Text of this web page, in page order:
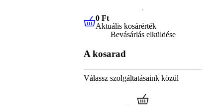
0 FtAktuális kosárérték
0 Ft
Aktuális kosárérték
Bevásárlás elküldése
A kosarad
Válassz szolgáltatásaink közül